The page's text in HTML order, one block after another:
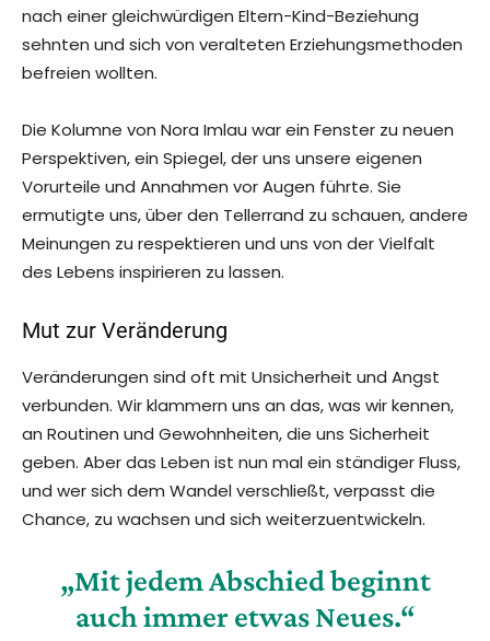
nach einer gleichwürdigen Eltern-Kind-Beziehung
sehnten und sich von veralteten Erziehungsmethoden
befreien wollten.
Die Kolumne von Nora Imlau war ein Fenster zu neuen
Perspektiven, ein Spiegel, der uns unsere eigenen
Vorurteile und Annahmen vor Augen führte. Sie
ermutigte uns, über den Tellerrand zu schauen, andere
Meinungen zu respektieren und uns von der Vielfalt
des Lebens inspirieren zu lassen.
Mut zur Veränderung
Veränderungen sind oft mit Unsicherheit und Angst
verbunden. Wir klammern uns an das, was wir kennen,
an Routinen und Gewohnheiten, die uns Sicherheit
geben. Aber das Leben ist nun mal ein ständiger Fluss,
und wer sich dem Wandel verschließt, verpasst die
Chance, zu wachsen und sich weiterzuentwickeln.
„Mit jedem Abschied beginnt
auch immer etwas Neues.“